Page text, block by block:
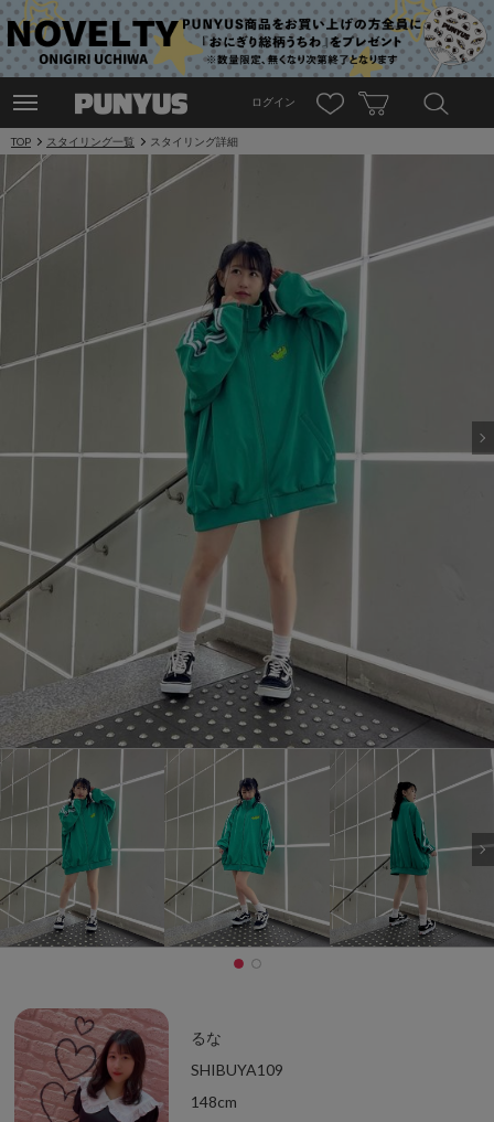
ログイン
TOP スタイリング一覧 スタイリング詳細
るな
SHIBUYA109
148cm